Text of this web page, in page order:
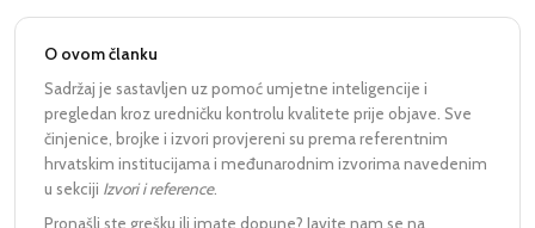
O ovom članku
Sadržaj je sastavljen uz pomoć umjetne inteligencije i
pregledan kroz uredničku kontrolu kvalitete prije objave. Sve
činjenice, brojke i izvori provjereni su prema referentnim
hrvatskim institucijama i međunarodnim izvorima navedenim
u sekciji Izvori i reference.
Pronašli ste grešku ili imate dopune? Javite nam se na